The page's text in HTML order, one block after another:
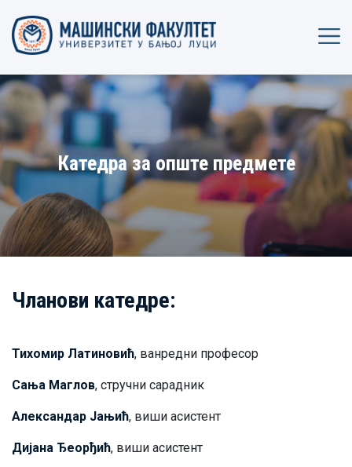
Катедра за опште предмете
Чланови катедре:
Тихомир Латиновић, ванредни професор
Сања Маглов, стручни сарадник
Александар Јањић, виши асистент
Дијана Ђеорђић, виши асистент